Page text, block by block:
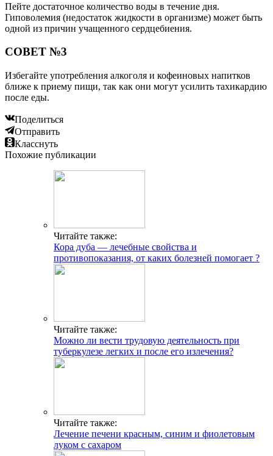
Пейте достаточное количество воды в течение дня.
Гиповолемия (недостаток жидкости в организме) может быть
одной из причин учащенного сердцебиения.
СОВЕТ №3
Избегайте употребления алкоголя и кофеиновых напитков
ближе к приему пищи, так как они могут усилить тахикардию
после еды.
Поделиться
Отправить
Класснуть
Похожие публикации
Читайте также:
Кора дуба — лечебные свойства и
противопоказания, от каких болезней помогает ?
Читайте также:
Можно ли вести трудовую деятельность при
туберкулезе легких и после его излечения?
Читайте также:
Лечение печени красным, синим и фиолетовым
луком с сахаром